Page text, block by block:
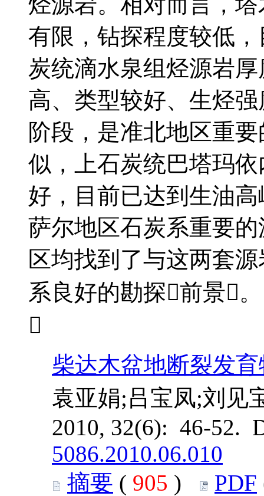
有限，钻探程度较低
炭统滴水泉组烃源岩
高、类型较好、生烃
阶段，是准北地区重
似，上石炭统巴塔玛
好，目前已达到生油
萨尔地区石炭系重要
区均找到了与这两套
系良好的勘探前景。

柴达木盆地断裂发
袁亚娟;吕宝凤;刘见
2010, 32(6): 46-52.
5086.2010.06.010
摘要 ( 905 ) PDF